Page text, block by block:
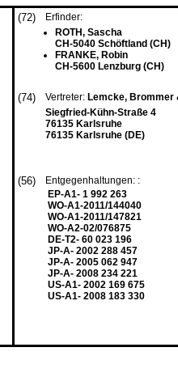
(72)
Erfinder:
ROTH, Sascha
CH-5040 Schöftland (CH)
FRANKE, Robin
CH-5600 Lenzburg (CH)
(74) Vertreter: Lemcke, Brommer
Siegfried-Kühn-Straße 4
76135 Karlsruhe
76135 Karlsruhe (DE)
(56)
Entgegenhaltungen: :
EP-A1- 1 992 263
WO-A1-2011/144040
WO-A1-2011/147821
WO-A2-02/076875
DE-T2- 60 023 196
JP-A- 2002 288 457
JP-A- 2005 062 947
JP-A- 2008 234 221
US-A1- 2002 169 675
US-A1- 2008 183 330